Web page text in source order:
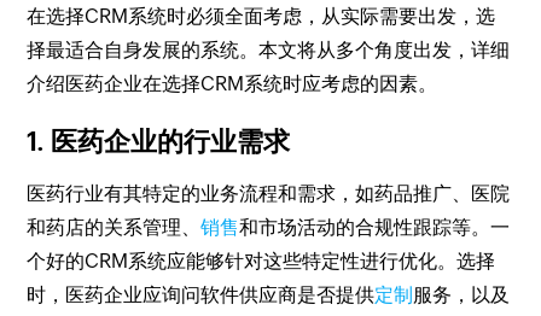
在选择CRM系统时必须全面考虑，从实际需要出发，选
择最适合自身发展的系统。本文将从多个角度出发，详细
介绍医药企业在选择CRM系统时应考虑的因素。
1. 医药企业的行业需求
医药行业有其特定的业务流程和需求，如药品推广、医院
和药店的关系管理、销售和市场活动的合规性跟踪等。一
个好的CRM系统应能够针对这些特定性进行优化。选择
时，医药企业应询问软件供应商是否提供定制服务，以及